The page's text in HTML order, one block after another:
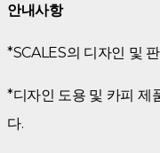
안내사항
*SCALES의 디자인 및
*디자인 도용 및 카피 제
다.